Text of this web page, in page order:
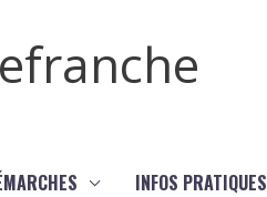
INFOS PRATIQUES